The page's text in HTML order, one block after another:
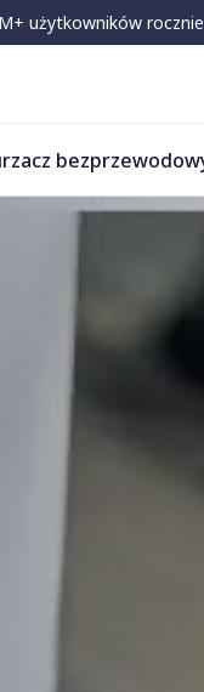
użytkowników rocznie